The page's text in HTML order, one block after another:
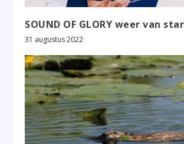
SOUND OF GLORY weer van
31 augustus 2022